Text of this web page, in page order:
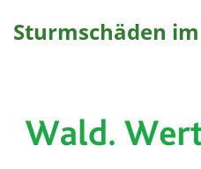
Sturmschäden